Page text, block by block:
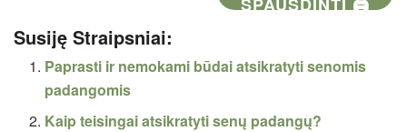
Susiję Straipsniai:
Paprasti ir nemokami būdai atsikratyti senomis
padangomis
Kaip teisingai atsikratyti senų padangų?